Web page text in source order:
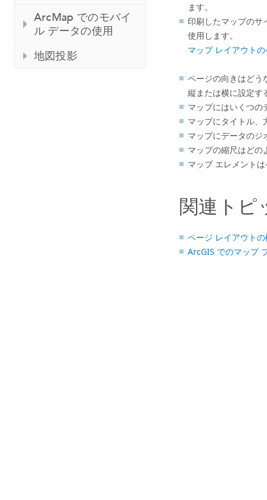
ArcMap でのモバイ
ル データの使用
地図投影
ます。
印刷したマップのサ
使用します。
マップ レイアウト
ページの向きはどう
縦または横に設定す
マップにはいくつの
マップにタイトル、
マップにデータのジ
マップの縮尺はどの
マップ エレメント
関連トピ
ページ レイアウト
ArcGIS でのマップ